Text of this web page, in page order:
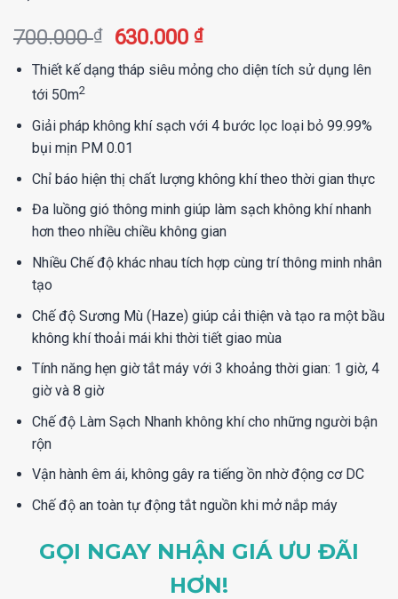
700.000₫
Giá
gốc
là:
630.000₫Giá
hiện
tại
630.000 ₫.
Thiết kế dạng tháp siêu mỏng cho diện tích sử dụng lên
tới 50m2
Giải pháp không khí sạch với 4 bước lọc loại bỏ 99.99%
bụi mịn PM 0.01
Chỉ báo hiện thị chất lượng không khí theo thời gian thực
Đa luồng gió thông minh giúp làm sạch không khí nhanh
hơn theo nhiều chiều không gian
Nhiều Chế độ khác nhau tích hợp cùng trí thông minh nhân
tạo
Chế độ Sương Mù (Haze) giúp cải thiện và tạo ra một bầu
không khí thoải mái khi thời tiết giao mùa
Tính năng hẹn giờ tắt máy với 3 khoảng thời gian: 1 giờ, 4
giờ và 8 giờ
Chế độ Làm Sạch Nhanh không khí cho những người bận
rộn
Vận hành êm ái, không gây ra tiếng ồn nhờ động cơ DC
Chế độ an toàn tự động tắt nguồn khi mở nắp máy
GỌI NGAY NHẬN GIÁ ƯU ĐÃI
HƠN!